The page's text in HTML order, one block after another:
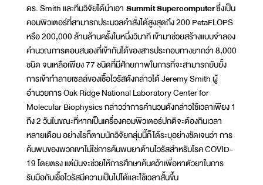
ดร. Smith และทีมวิจัยได้นำเอา Summit Supercomputerซึ่งเป็น
คอมพิวเตอร์ที่สามารถประมวลคำสั่งได้สูงสุดถึง 200 PetaFLOPS
หรือ 200,000 ล้านล้านครั้งในหนึ่งวินาที เข้ามาช่วยสร้างแบบจำลอง
คำนวณการตอบสนองที่เข้ากันได้ของสารประกอบทางยากว่า 8,000
ชนิด จนเหลือเพียง 77 ชนิดที่มีศักยภาพในการที่จะสามารถยับยั้ง
การเข้าทำลายเซลล์ของเชื้อไวรัสดังกล่าวได้ Jeremy Smith ผู้
อำนวยการ Oak Ridge National Laboratory Center for
Molecular Biophysics กล่าวว่าการคำนวนดังกล่าวใช้เวลาเพียง 1
ถึง 2 วันในขณะที่หากเป็นเครื่องคอมพิวเตอร์ปกติจะต้องกินเวลา
หลายเดือน อย่างไรก็ตามนักวิจัยกลุ่มนี้ก็ได้ระบุอย่างชัดเจนว่า การ
ค้นพบของพวกเขาไม่ใช่การค้นพบยาต้านไวรัสสำหรับโรค COVID-
19 โดยตรง แต่มันจะช่วยให้การศึกษาค้นคว้าเพื่อหาตัวยาในการ
รับมือกับเชื้อไวรัสมีความเป็นไปได้และใช้เวลาสั้นขึ้น